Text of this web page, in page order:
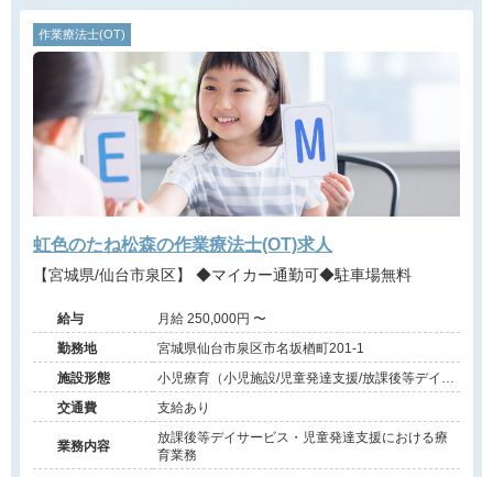
作業療法士(OT)
虹色のたね松森の作業療法士(OT)求人
【宮城県/仙台市泉区】 ◆マイカー通勤可◆駐車場無料
給与
月給 250,000円 〜
勤務地
宮城県仙台市泉区市名坂楢町201-1
施設形態
小児療育（小児施設/児童発達支援/放課後等デイサ
ービス）
交通費 支給あり
業務内容
放課後等デイサービス・児童発達支援における療
育業務